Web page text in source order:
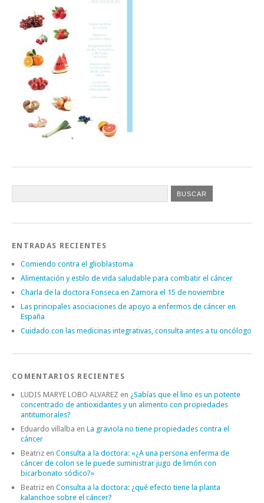
ENTRADAS RECIENTES
Comiendo contra el glioblastoma
Alimentación y estilo de vida saludable para combatir el cáncer
Charla de la doctora Fonseca en Zamora el 15 de noviembre
Las principales asociaciones de apoyo a enfermos de cáncer en
España
Cuidado con las medicinas integrativas, consulta antes a tu oncólogo
COMENTARIOS RECIENTES
LUDIS MARYE LOBO ALVAREZ en ¿Sabías que el lino es un potente
concentrado de antioxidantes y un alimento con propiedades
antitumorales?
Eduardo villalba en La graviola no tiene propiedades contra el
cáncer
Beatriz en Consulta a la doctora: «¿A una persona enferma de
cáncer de colon se le puede suministrar jugo de limón con
bicarbonato sódico?»
Beatriz en Consulta a la doctora: ¿qué efecto tiene la planta
kalanchoe sobre el cáncer?